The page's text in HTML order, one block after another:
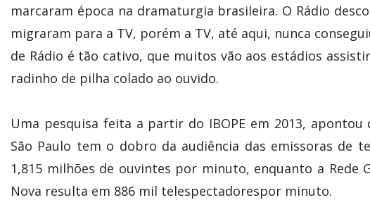
marcaram época na dramaturgia brasileira. O Rádio
migraram para a TV, porém a TV, até aqui, nunca
de Rádio é tão cativo, que muitos vão aos estádios
radinho de pilha colado ao ouvido.
Uma pesquisa feita a partir do IBOPE em 2013,
São Paulo tem o dobro da audiência das emissoras de
1,815 milhões de ouvintes por minuto, enquanto a Rede
Nova resulta em 886 mil telespectadorespor minuto.